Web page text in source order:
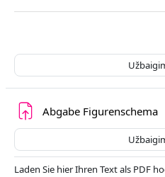
Abgabe Figurenschema
Laden Sie hier Ihren Text als PDF